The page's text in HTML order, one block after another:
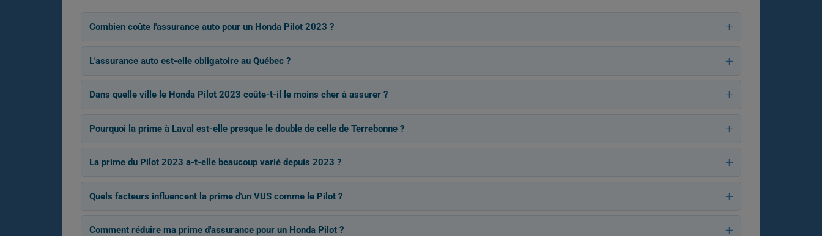
Combien coûte l'assurance auto pour un Honda Pilot 2023 ?
L'assurance auto est-elle obligatoire au Québec ?
Dans quelle ville le Honda Pilot 2023 coûte-t-il le moins cher à assurer ?
Pourquoi la prime à Laval est-elle presque le double de celle de Terrebonne ?
La prime du Pilot 2023 a-t-elle beaucoup varié depuis 2023 ?
Quels facteurs influencent la prime d'un VUS comme le Pilot ?
Comment réduire ma prime d'assurance pour un Honda Pilot ?